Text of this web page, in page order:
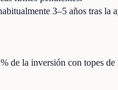
3–5 años tras la
de la inversión con topes